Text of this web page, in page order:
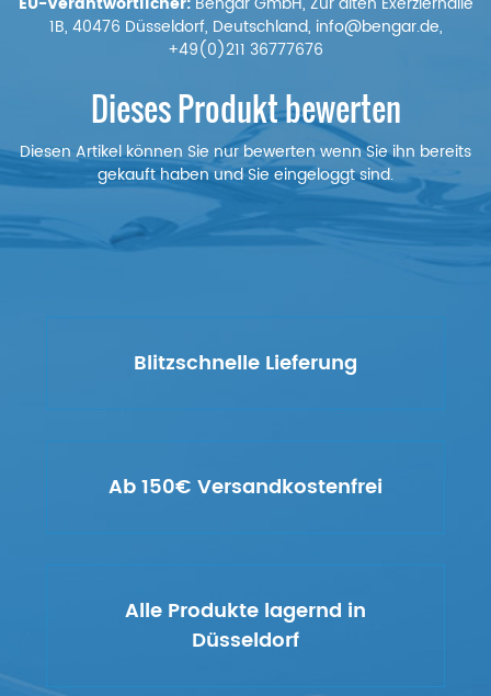
1B, 40476 Düsseldorf, Deutschland, info@bengar.de,
+49(0)211 36777676
Dieses Produkt bewerten
Diesen Artikel können Sie nur bewerten wenn Sie ihn bereits
gekauft haben und Sie eingeloggt sind.
Blitzschnelle Lieferung
Ab 150€ Versandkostenfrei
Alle Produkte lagernd in
Düsseldorf